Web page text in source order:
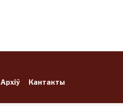
Архіў Кантакты